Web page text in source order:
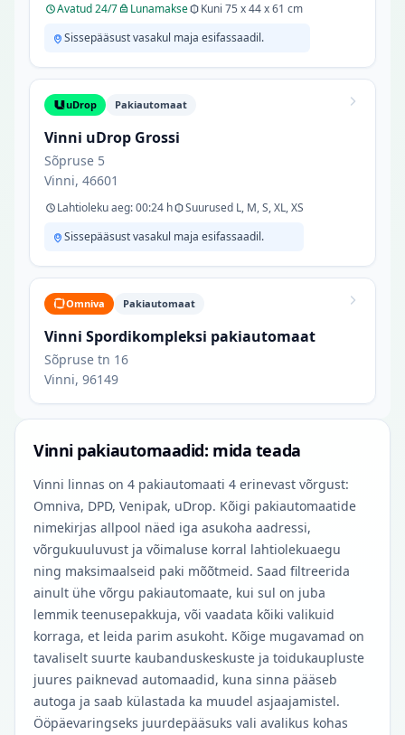
Avatud 24/7 Lunamakse
Kuni 75 x 44 x 61 cm
Sissepääsust vasakul maja esifassaadil.
uDrop Pakiautomaat
Vinni uDrop Grossi
Sõpruse 5
Vinni, 46601
Lahtioleku aeg: 00:24 h
Suurused L, M, S, XL, XS
Sissepääsust vasakul maja esifassaadil.
Omniva Pakiautomaat
Vinni Spordikompleksi pakiautomaat
Sõpruse tn 16
Vinni, 96149
Vinni pakiautomaadid: mida teada
Vinni linnas on 4 pakiautomaati 4 erinevast võrgust:
Omniva, DPD, Venipak, uDrop. Kõigi pakiautomaatide
nimekirjas allpool näed iga asukoha aadressi,
võrgukuuluvust ja võimaluse korral lahtiolekuaegu
ning maksimaalseid paki mõõtmeid. Saad filtreerida
ainult ühe võrgu pakiautomaate, kui sul on juba
lemmik teenusepakkuja, või vaadata kõiki valikuid
korraga, et leida parim asukoht. Kõige mugavamad on
tavaliselt suurte kaubanduskeskuste ja toidukaupluste
juures paiknevad automaadid, kuna sinna pääseb
autoga ja saab külastada ka muudel asjaajamistel.
Ööpäevaringseks juurdepääsuks vali avalikus kohas